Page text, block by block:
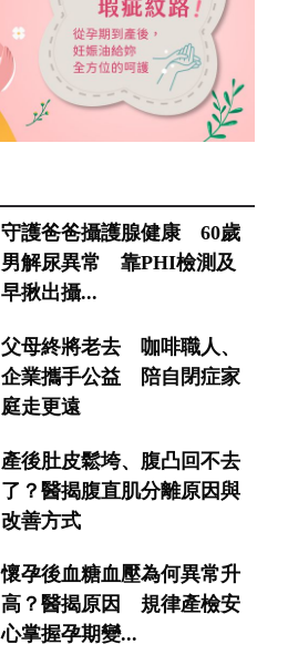
守護爸爸攝護腺健康 60歲
男解尿異常 靠PHI檢測及
早揪出攝...
父母終將老去 咖啡職人、
企業攜手公益 陪自閉症家
庭走更遠
產後肚皮鬆垮、腹凸回不去
了？醫揭腹直肌分離原因與
改善方式
懷孕後血糖血壓為何異常升
高？醫揭原因 規律產檢安
心掌握孕期變...